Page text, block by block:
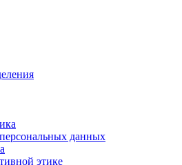
данных
этике